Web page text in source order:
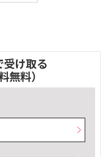
受け取る
無料）